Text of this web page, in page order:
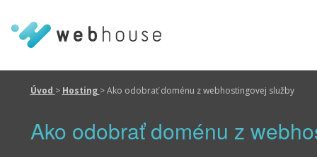
Úvod > Hosting > Ako odobrať doménu z webhostingovej služby
Ako odobrať doménu z